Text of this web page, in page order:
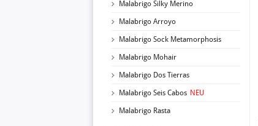
Malabrigo Silky Merino
Malabrigo Arroyo
Malabrigo Sock Metamorphosis
Malabrigo Mohair
Malabrigo Dos Tierras
Malabrigo Seis Cabos NEU
Malabrigo Rasta